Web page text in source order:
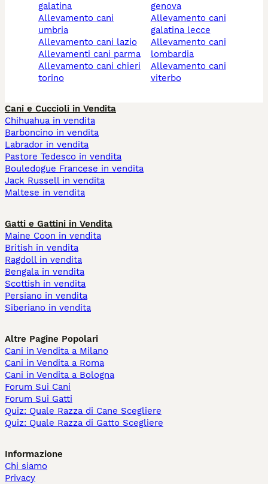
galatina
allevamento cani
umbria
allevamento cani lazio
allevamenti cani parma
allevamento cani chieri
torino
genova
allevamento cani
galatina lecce
allevamento cani
lombardia
allevamento cani
viterbo
Cani e Cuccioli in Vendita
Chihuahua in vendita
Barboncino in vendita
Labrador in vendita
Pastore Tedesco in vendita
Bouledogue Francese in vendita
Jack Russell in vendita
Maltese in vendita
Gatti e Gattini in Vendita
Maine Coon in vendita
British in vendita
Ragdoll in vendita
Bengala in vendita
Scottish in vendita
Persiano in vendita
Siberiano in vendita
Altre Pagine Popolari
Cani in Vendita a Milano
Cani in Vendita a Roma
Cani in Vendita a Bologna
Forum Sui Cani
Forum Sui Gatti
Quiz: Quale Razza di Cane Scegliere
Quiz: Quale Razza di Gatto Scegliere
Informazione
Chi siamo
Privacy